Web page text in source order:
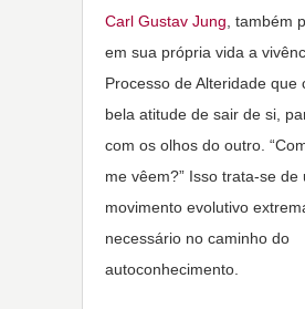
Carl Gustav Jung, também
em sua própria vida a
Processo de Alteridade que
bela atitude de sair de si,
com os olhos do outro.
me vêem?” Isso trata-se de
movimento evolutivo
necessário no caminho do
autoconhecimento.